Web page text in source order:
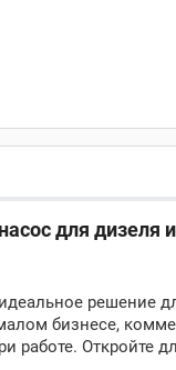
для дизеля
решение
бизнесе,
работе. Откройте